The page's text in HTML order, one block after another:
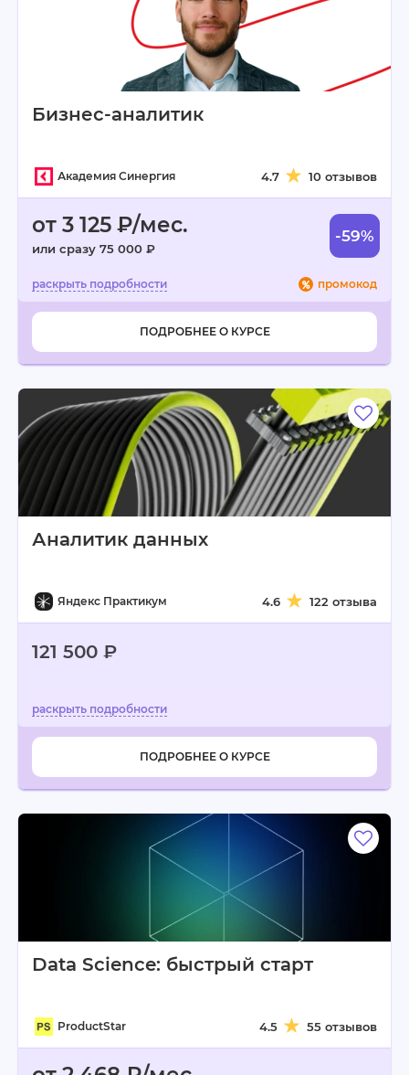
Бизнес-аналитик
Академия Синергия 4.7 10 отзывов
от 3 125 ₽/мес.
или сразу 75 000 ₽
-59%
промокод
ПОДРОБНЕЕ О КУРСЕ
Аналитик данных
Яндекс Практикум 4.6 122 отзыва
121 500 ₽
ПОДРОБНЕЕ О КУРСЕ
Data Science: быстрый старт
ProductStar 4.5 55 отзывов